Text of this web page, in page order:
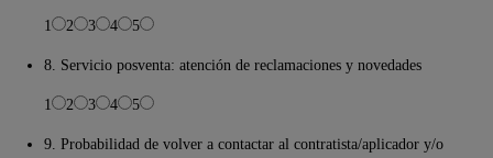
1 2 3 4 5
8. Servicio posventa: atención de reclamaciones y novedades
1 2 3 4 5
9. Probabilidad de volver a contactar al contratista/aplicador y/o